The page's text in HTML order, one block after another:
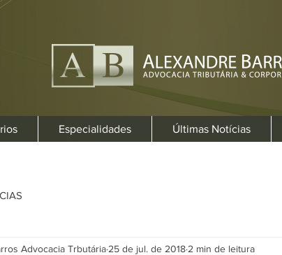
Especialidades Últimas Notícias
Advocacia Trbutária 25 de jul. de 2018 2 min de leitura